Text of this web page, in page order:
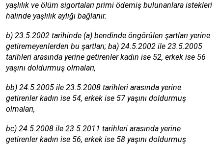
yaşlılık ve ölüm sigortaları primi ödemiş bulunanlara istekleri
halinde yaşlılık aylığı bağlanır.
b) 23.5.2002 tarihinde (a) bendinde öngörülen şartları yerine
getiremeyenlerden bu şartları; ba) 24.5.2002 ile 23.5.2005
tarihleri arasında yerine getirenler kadın ise 52, erkek ise 56
yaşını doldurmuş olmaları,
bb) 24.5.2005 ile 23.5.2008 tarihleri arasında yerine
getirenler kadın ise 54, erkek ise 57 yaşını doldurmuş
olmaları,
bc) 24.5.2008 ile 23.5.2011 tarihleri arasında yerine
getirenler kadın ise 56, erkek ise 58 yaşını doldurmuş